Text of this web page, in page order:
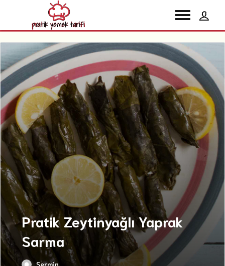
Pratik Zeytinyağlı Yaprak
Sarma
Şermin